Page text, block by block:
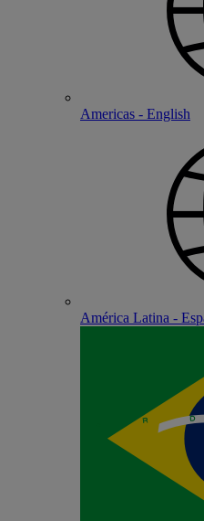
Americas - English
América Latina -